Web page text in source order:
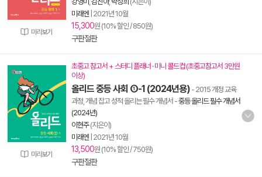
미리보기
미래엔 2021년 10월
15,300원 (10% 할인 / 850원)
구판절판
미리보기
초중고 참고서 + 스터디 플래너 · 미니 콜드컵 (초중고참고서 3만원
이상)
올리드 중등 사회 ①-1 (2024년용) - 2015 개정 교육
과정, 개념 잡고 성적 올리는 필수 개념서 -중등 올리드 필수 개념서
(2024년)
이현주(지은이)
미래엔 2021년 10월
13,500원 (10% 할인 / 750원)
구판절판